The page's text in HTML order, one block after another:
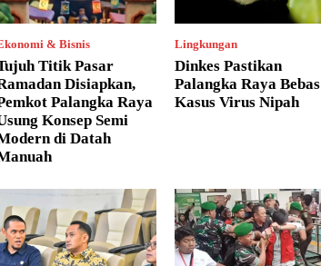
& Bisnis
Titik Pasar
Disiapkan,
Palangka Raya
Konsep Semi
di Datah
Lingkungan
Dinkes Pastikan
Palangka Raya Bebas
Kasus Virus Nipah